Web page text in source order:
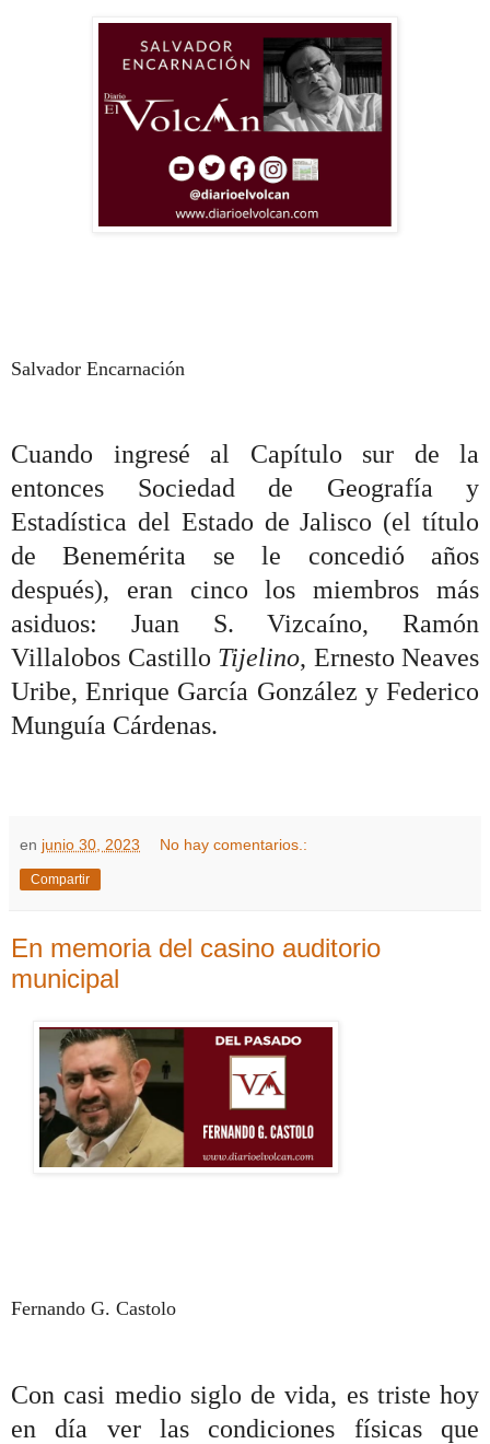
Salvador Encarnación
Cuando ingresé al Capítulo sur de la
entonces Sociedad de Geografía y
Estadística del Estado de Jalisco (el título
de Benemérita se le concedió años
después), eran cinco los miembros más
asiduos: Juan S. Vizcaíno, Ramón
Villalobos Castillo Tijelino, Ernesto Neaves
Uribe, Enrique García González y Federico
Munguía Cárdenas.
en junio 30, 2023 No hay comentarios.:
Compartir
En memoria del casino auditorio
municipal
Fernando G. Castolo
Con casi medio siglo de vida, es triste hoy
en día ver las condiciones físicas que